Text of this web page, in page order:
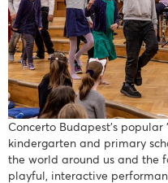
Concerto Budapest’s
kindergarten and primary
the world around us and the
playful, interactive